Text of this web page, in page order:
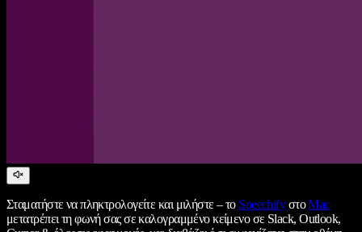
Σταματήστε να πληκτρολογείτε και μιλήστε – το SpeechifyστοMac
μετατρέπει τη φωνή σας σε καλογραμμένο κείμενο σε Slack, Outlook,